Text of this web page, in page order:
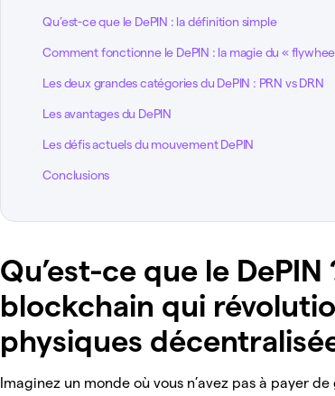
Qu’est-ce que le DePIN : la définition simple
Comment fonctionne le DePIN : la magie du «
Les deux grandes catégories du DePIN : PRN vs DRN
Les avantages du DePIN
Les défis actuels du mouvement DePIN
Conclusions
Qu’est-ce que le
blockchain qui
physiques
Imaginez un monde où vous n’avez pas à payer